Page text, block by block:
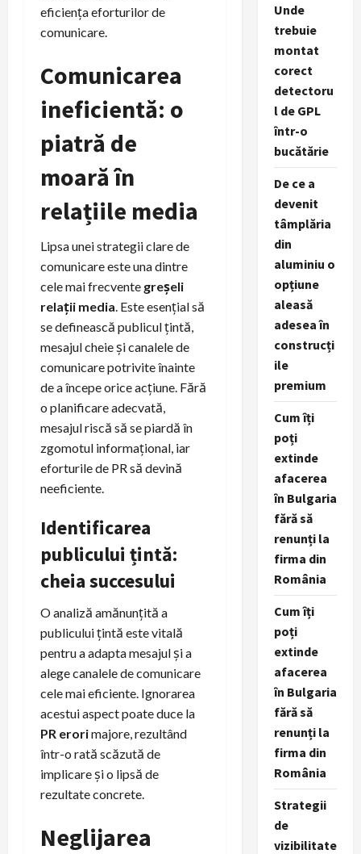
eficiența eforturilor de
comunicare.
Comunicarea
ineficientă: o
piatră de
moară în
relațiile media
Lipsa unei strategii clare de
comunicare este una dintre
cele mai frecvente greșeli
relații media. Este esențial să
se definească publicul țintă,
mesajul cheie și canalele de
comunicare potrivite înainte
de a începe orice acțiune. Fără
o planificare adecvată,
mesajul riscă să se piardă în
zgomotul informațional, iar
eforturile de PR să devină
neeficiente.
Identificarea
publicului țintă:
cheia succesului
O analiză amănunțită a
publicului țintă este vitală
pentru a adapta mesajul și a
alege canalele de comunicare
cele mai eficiente. Ignorarea
acestui aspect poate duce la
PR erorimajore, rezultând
într-o rată scăzută de
implicare și o lipsă de
rezultate concrete.
Neglijarea
Unde
trebuie
montat
corect
detectoru
l de GPL
într-o
bucătărie
De ce a
devenit
tâmplăria
din
aluminiu o
opțiune
aleasă
adesea în
construcți
ile
premium
Cum îți
poți
extinde
afacerea
în Bulgaria
fără să
renunți la
firma din
România
Cum îți
poți
extinde
afacerea
în Bulgaria
fără să
renunți la
firma din
România
Strategii
de
vizibilitate